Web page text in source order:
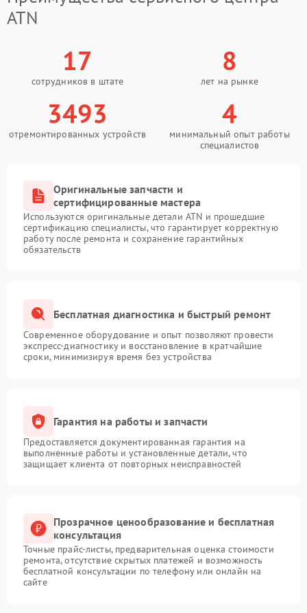
ATN
17
сотрудников в штате
8
лет на рынке
3493
отремонтированных устройств
4
минимальный опыт работы
специалистов
Оригинальные запчасти и
сертифицированные мастера
Используются оригинальные детали ATN и прошедшие
сертификацию специалисты, что гарантирует корректную
работу после ремонта и сохранение гарантийных
обязательств
Бесплатная диагностика и быстрый ремонт
Современное оборудование и опыт позволяют провести
экспресс-диагностику и восстановление в кратчайшие
сроки, минимизируя время без устройства
Гарантия на работы и запчасти
Предоставляется документированная гарантия на
выполненные работы и установленные детали, что
защищает клиента от повторных неисправностей
Прозрачное ценообразование и бесплатная
консультация
Точные прайс-листы, предварительная оценка стоимости
ремонта, отсутствие скрытых платежей и возможность
бесплатной консультации по телефону или онлайн на
сайте